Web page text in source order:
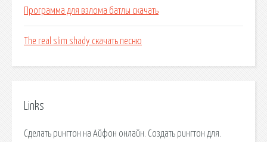
Программа для взлома батлы скачать
The real slim shady скачать песню
Links
Сделать рингтон на Айфон онлайн. Создать рингтон для.